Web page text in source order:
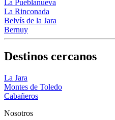
La Pueblanueva
La Rinconada
Belvís de la Jara
Bernuy
Destinos cercanos
La Jara
Montes de Toledo
Cabañeros
Nosotros